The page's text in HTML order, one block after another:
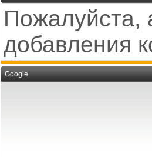
Пожалуйста,
добавления
Google